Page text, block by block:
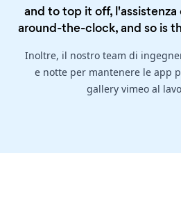
and to top it off,
around-the-clock, and so is
Inoltre, il nostro team di
e notte per mantenere le app
gallery vimeo al